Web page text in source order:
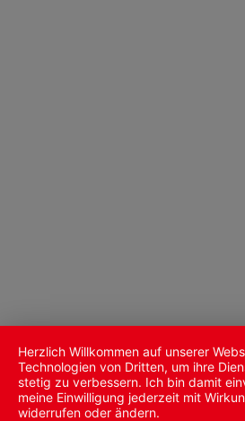
Herzlich Willkommen auf unserer
Technologien von Dritten, um ihre
stetig zu verbessern. Ich bin damit
meine Einwilligung jederzeit mit
widerrufen oder ändern.